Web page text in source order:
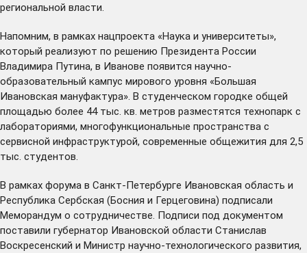
региональной власти.
Напомним, в рамках нацпроекта «Наука и университеты»,
который реализуют по решению Президента России
Владимира Путина, в Иванове появится научно-
образовательный кампус мирового уровня «Большая
Ивановская мануфактура». В студенческом городке общей
площадью более 44 тыс. кв. метров разместятся технопарк с
лабораториями, многофункциональные пространства с
сервисной инфраструктурой, современные общежития для 2,5
тыс. студентов.
В рамках форума в Санкт-Петербурге Ивановская область и
Республика Сербская (Босния и Герцеговина) подписали
Меморандум о сотрудничестве. Подписи под документом
поставили губернатор Ивановской области Станислав
Воскресенский и Министр научно-технологического развития,